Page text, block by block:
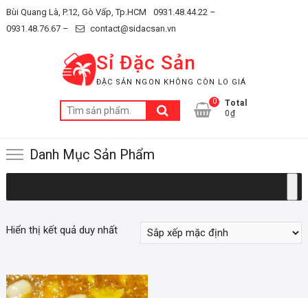
Skip
to
Bùi Quang Là, P.12, Gò Vấp, Tp.HCM
0931.48.44.22 –
0931.48.76.67 –
contact@sidacsan.vn
Sỉ Đặc Sản
ĐẶC SẢN NGON KHÔNG CÒN LO GIÁ
Tìm
kiếm:
0
Total
0₫
Danh Mục Sản Phẩm
Hiển thị kết quả duy nhất